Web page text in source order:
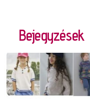
Bejegyzések